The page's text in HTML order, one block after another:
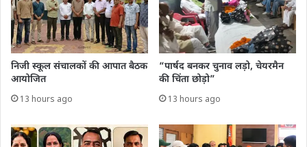
निजी स्कूल संचालकों की आपात बैठक
आयोजित
13 hours ago
“पार्षद बनकर चुनाव लड़ो, चेयरमैन
की चिंता छोड़ो”
13 hours ago